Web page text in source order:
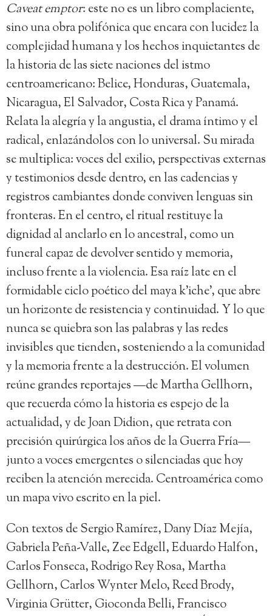
Caveat emptor: este no es un libro complaciente,
sino una obra polifónica que encara con lucidez la
complejidad humana y los hechos inquietantes de
la historia de las siete naciones del istmo
centroamericano: Belice, Honduras, Guatemala,
Nicaragua, El Salvador, Costa Rica y Panamá.
Relata la alegría y la angustia, el drama íntimo y el
radical, enlazándolos con lo universal. Su mirada
se multiplica: voces del exilio, perspectivas externas
y testimonios desde dentro, en las cadencias y
registros cambiantes donde conviven lenguas sin
fronteras. En el centro, el ritual restituye la
dignidad al anclarlo en lo ancestral, como un
funeral capaz de devolver sentido y memoria,
incluso frente a la violencia. Esa raíz late en el
formidable ciclo poético del maya k’iche’, que abre
un horizonte de resistencia y continuidad. Y lo que
nunca se quiebra son las palabras y las redes
invisibles que tienden, sosteniendo a la comunidad
y la memoria frente a la destrucción. El volumen
reúne grandes reportajes —de Martha Gellhorn,
que recuerda cómo la historia es espejo de la
actualidad, y de Joan Didion, que retrata con
precisión quirúrgica los años de la Guerra Fría—
junto a voces emergentes o silenciadas que hoy
reciben la atención merecida. Centroamérica como
un mapa vivo escrito en la piel.
Con textos de Sergio Ramírez, Dany Díaz Mejía,
Gabriela Peña-Valle, Zee Edgell, Eduardo Halfon,
Carlos Fonseca, Rodrigo Rey Rosa, Martha
Gellhorn, Carlos Wynter Melo, Reed Brody,
Virginia Grütter, Gioconda Belli, Francisco